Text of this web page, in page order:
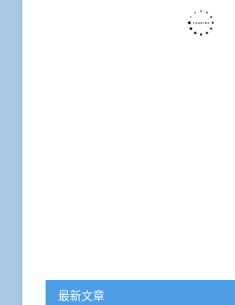
最新文章